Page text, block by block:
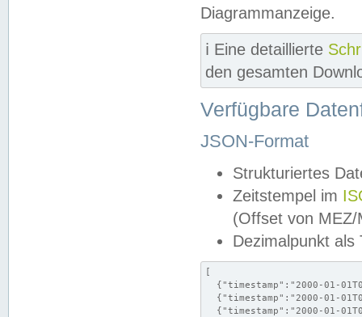
Diagrammanzeige.
ℹ️ Eine detaillierte
den gesamten
Verfügbare
JSON-Format
Strukturiertes
Zeitstempel im
(Offset von MEZ/
Dezimalpunkt als
[
{"timestamp":"2000-01-
{"timestamp":"2000-01-
{"timestamp":"2000-01-